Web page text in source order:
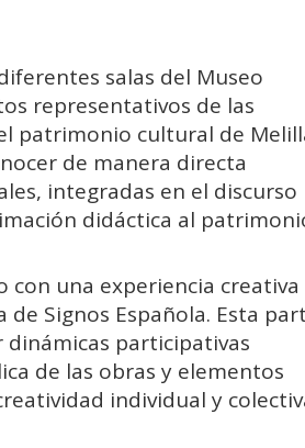
salas del Museo
representativos de las
patrimonio cultural de
de manera directa
integradas en el discurso
didáctica al
con una experiencia creativa
Signos Española. Esta
participativas
de las obras y elementos
individual y